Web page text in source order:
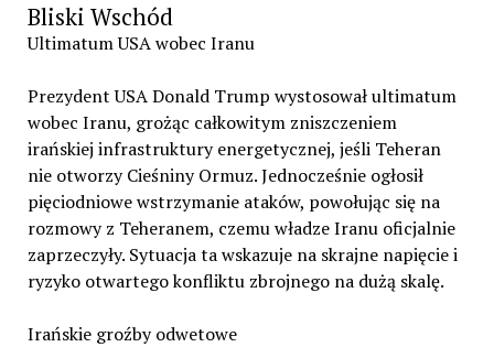
Bliski Wschód
Ultimatum USA wobec Iranu
Prezydent USA Donald Trump wystosował ultimatum
wobec Iranu, grożąc całkowitym zniszczeniem
irańskiej infrastruktury energetycznej, jeśli Teheran
nie otworzy Cieśniny Ormuz. Jednocześnie ogłosił
pięciodniowe wstrzymanie ataków, powołując się na
rozmowy z Teheranem, czemu władze Iranu oficjalnie
zaprzeczyły. Sytuacja ta wskazuje na skrajne napięcie i
ryzyko otwartego konfliktu zbrojnego na dużą skalę.
Irańskie groźby odwetowe